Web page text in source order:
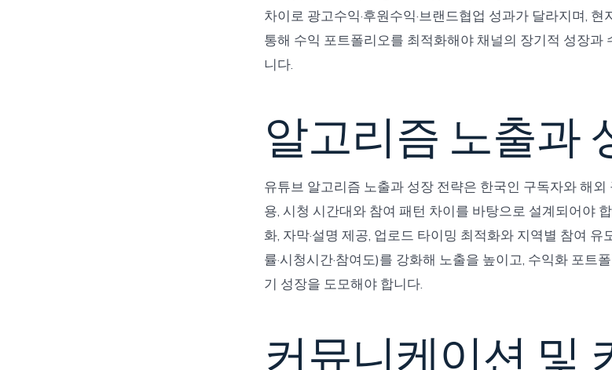
차이로 광고수익·후원수익·브랜드협업 성과가 달라지며,
통해 수익 포트폴리오를 최적화해야 채널의 장기적 성장과
니다.
알고리즘 노출과
유튜브 알고리즘 노출과 성장 전략은 한국인 구독자와 해
용, 시청 시간대와 참여 패턴 차이를 바탕으로 설계되어야
화, 자막·설명 제공, 업로드 타이밍 최적화와 지역별 참여
률·시청시간·참여도)를 강화해 노출을 높이고, 수익화 포트
기 성장을 도모해야 합니다.
커뮤니케이션 및